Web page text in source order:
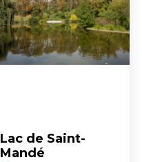
Lac de Saint-
Mandé